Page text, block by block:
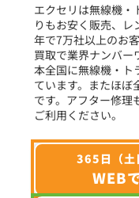
選
エクセリは無線機・
りもお安く販売、
年で7万社以上のお
買取で業界ナンバー
本全国に無線機・ト
ています。またほぼ
です。アフター修理
ご利用ください。
365日（土
WEB